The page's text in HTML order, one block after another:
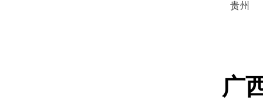
贵州
广